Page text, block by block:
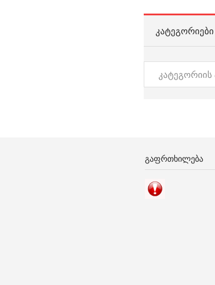
ᲙᲐᲢᲔᲒᲝᲠᲘᲔᲑᲘ
კატეგორიები
ᲒᲐᲤᲠᲗᲮᲘᲚᲔᲑᲐ